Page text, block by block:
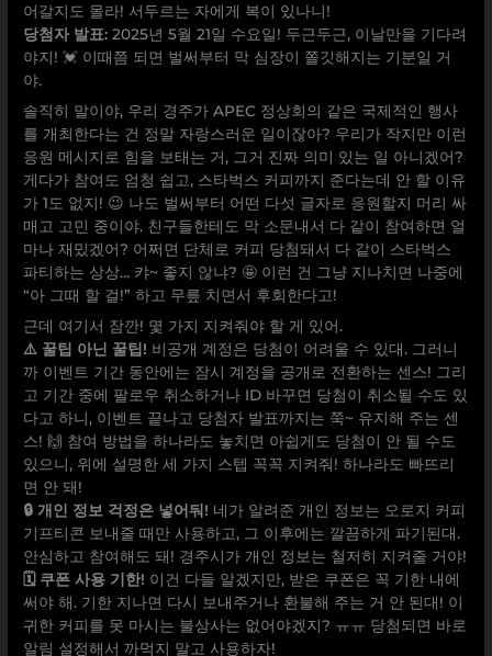
어갈지도 몰라! 서두르는 자에게 복이 있나니!
당첨자 발표: 2025년 5월 21일 수요일! 두근두근, 이날만을 기다려
야지! 💓 이때쯤 되면 벌써부터 막 심장이 쫄깃해지는 기분일 거
야.
솔직히 말이야, 우리 경주가 APEC 정상회의 같은 국제적인 행사
를 개최한다는 건 정말 자랑스러운 일이잖아? 우리가 작지만 이런
응원 메시지로 힘을 보태는 거, 그거 진짜 의미 있는 일 아니겠어?
게다가 참여도 엄청 쉽고, 스타벅스 커피까지 준다는데 안 할 이유
가 1도 없지! 😉 나도 벌써부터 어떤 다섯 글자로 응원할지 머리 싸
매고 고민 중이야. 친구들한테도 막 소문내서 다 같이 참여하면 얼
마나 재밌겠어? 어쩌면 단체로 커피 당첨돼서 다 같이 스타벅스
파티하는 상상… 캬~ 좋지 않냐? 🤩 이런 건 그냥 지나치면 나중에
“아 그때 할 걸!” 하고 무릎 치면서 후회한다고!
근데 여기서 잠깐! 몇 가지 지켜줘야 할 게 있어.
⚠️ 꿀팁 아닌 꿀팁! 비공개 계정은 당첨이 어려울 수 있대. 그러니
까 이벤트 기간 동안에는 잠시 계정을 공개로 전환하는 센스! 그리
고 기간 중에 팔로우 취소하거나 ID 바꾸면 당첨이 취소될 수도 있
다고 하니, 이벤트 끝나고 당첨자 발표까지는 쭉~ 유지해 주는 센
스! 🙌 참여 방법을 하나라도 놓치면 아쉽게도 당첨이 안 될 수도
있으니, 위에 설명한 세 가지 스텝 꼭꼭 지켜줘! 하나라도 빠뜨리
면 안 돼!
🔒 개인 정보 걱정은 넣어둬! 네가 알려준 개인 정보는 오로지 커피
기프티콘 보내줄 때만 사용하고, 그 이후에는 깔끔하게 파기된대.
안심하고 참여해도 돼! 경주시가 개인 정보는 철저히 지켜줄 거야!
🗓️ 쿠폰 사용 기한! 이건 다들 알겠지만, 받은 쿠폰은 꼭 기한 내에
써야 해. 기한 지나면 다시 보내주거나 환불해 주는 거 안 된대! 이
귀한 커피를 못 마시는 불상사는 없어야겠지? ㅠㅠ 당첨되면 바로
알림 설정해서 까먹지 말고 사용하자!